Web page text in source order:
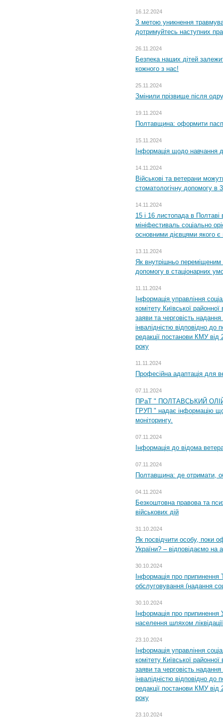
16.12.2024
З метою уникнення
дотримуйтесь наступних
26.11.2024
Безпека наших дітей
кожного з нас!
25.11.2024
Змінили прізвище після
19.11.2024
Полтавщина: оформити
15.11.2024
Інформація щодо навчання
14.11.2024
Військові та ветерани
стоматологічну допомогу в
14.11.2024
15 і 16 листопада в
мініфестиваль соціально
основними дієвцями якого є
13.11.2024
Як внутрішньо переміщеним
допомогу в стаціонарних
11.11.2024
Інформація управління
комітету Київської
заяви та черговість надання
інвалідністю відповідно
редакції постанови КМУ
року
11.11.2024
Професійна адаптація для
07.11.2024
ПРаТ " ПОЛТАВСЬКИЙ
ГРУП " надає інформацію
моніторингу.
07.11.2024
Інформація до відома
07.11.2024
Полтавщина: де отримати,
04.11.2024
Безкоштовна правова та
військових дій
31.10.2024
Як посвідчити особу, поки
України? – відповідаємо на
30.10.2024
Інформація про припинення
обслуговування (надання
30.10.2024
Інформація про припинення
населення шляхом ліквідації
23.10.2024
Інформація управління
комітету Київської
заяви та черговість надання
інвалідністю відповідно
редакції постанови КМУ
року
23.10.2024